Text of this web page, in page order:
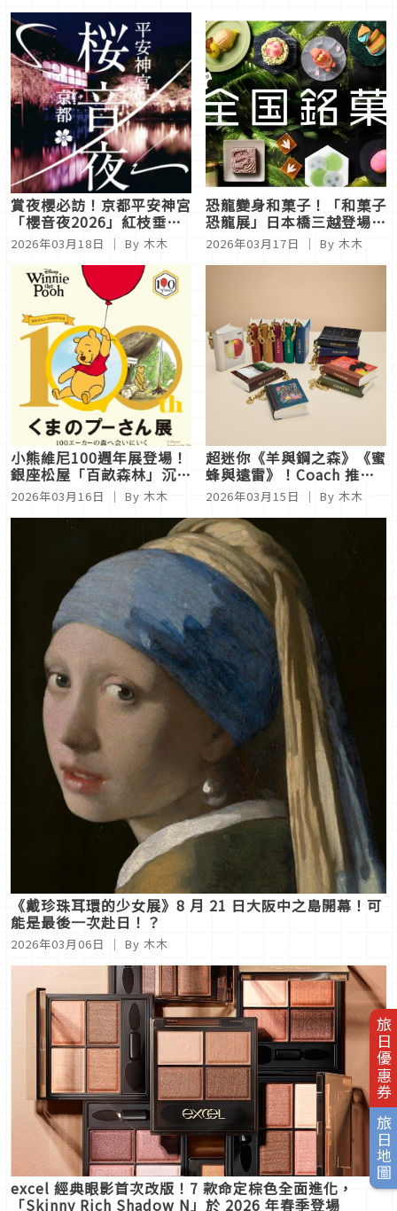
旅日優惠券
旅日地圖
賞夜櫻必訪！京都平安神宮
「櫻音夜2026」紅枝垂櫻
點燈 × 春夜音樂會浪漫登
場
2026年03月18日 ｜ By 木木
恐龍變身和菓子！「和菓子
恐龍展」日本橋三越登場，
38家老舖打造甜點恐龍世
界
2026年03月17日 ｜ By 木木
小熊維尼100週年展登場！
銀座松屋「百畝森林」沉浸
式空間，經典插畫與限定周
邊一次看
2026年03月16日 ｜ By 木木
超迷你《羊與鋼之森》《蜜
蜂與遠雷》！Coach 推出
可閱讀書本吊飾及期間限定
工作坊
2026年03月15日 ｜ By 木木
《戴珍珠耳環的少女展》8 月 21 日大阪中之島開幕！可
能是最後一次赴日！？
2026年03月06日 ｜ By 木木
excel 經典眼影首次改版！7 款命定棕色全面進化，
「Skinny Rich Shadow N」於 2026 年春季登場